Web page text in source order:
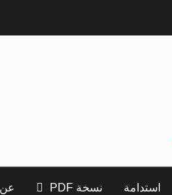
استدامة نسخة PDF